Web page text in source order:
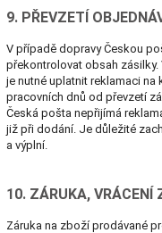
9. PŘEVZETÍ
V případě dopravy Českou
překontrolovat obsah
je nutné uplatnit reklamaci
pracovních dnů od převzetí
Česká pošta nepřijímá
již při dodání. Je důležité
a výplní.
10. ZÁRUKA, VRÁCENÍ
Záruka na zboží prodávané